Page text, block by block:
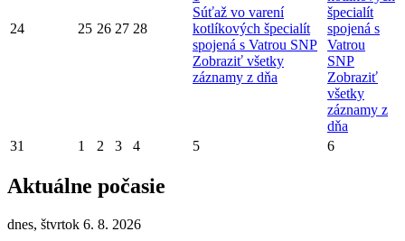
24 25 26 27 28
Súťaž vo varení
kotlíkových špecialít
spojená s Vatrou SNP
Zobraziť všetky
záznamy z dňa
špecialít
spojená s
Vatrou
SNP
Zobraziť
všetky
záznamy z
dňa
31
1 2 3 4 5 6
Aktuálne počasie
dnes, štvrtok 6. 8. 2026